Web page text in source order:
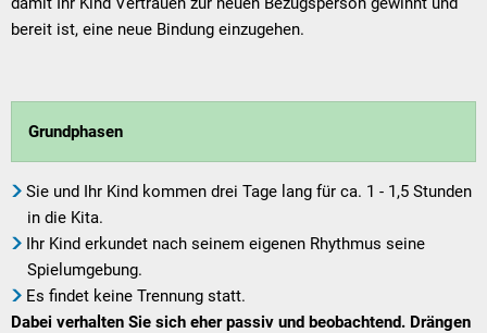
bereit ist, eine neue Bindung einzugehen.
Grundphasen
Sie und Ihr Kind kommen drei Tage lang für ca. 1 - 1,5 Stunden
in die Kita.
Ihr Kind erkundet nach seinem eigenen Rhythmus seine
Spielumgebung.
Es findet keine Trennung statt.
Dabei verhalten Sie sich eher passiv und beobachtend. Drängen